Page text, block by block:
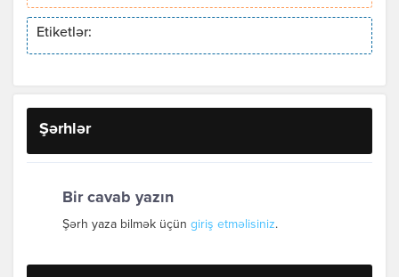
Etiketlər:
Şərhlər
Bir cavab yazın
Şərh yaza bilmək üçün giriş etməlisiniz.